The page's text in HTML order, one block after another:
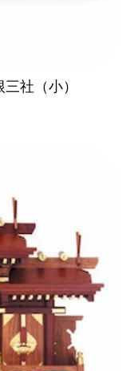
社（小）